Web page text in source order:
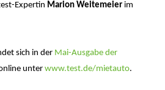
Expertin Marion Weitemeier im
sich in der Mai-Ausgabe der
unterwww.test.de/mietauto.